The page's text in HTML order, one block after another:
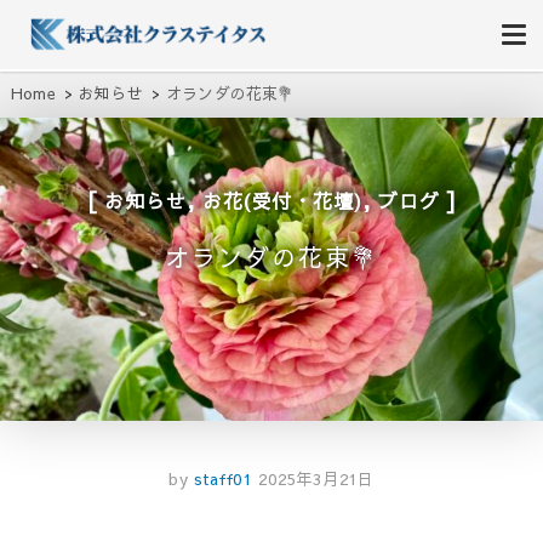
株式会社クラステイタス
地域のコミュニティーを大切にする企業
Home お知らせ オランダの花束💐
お知らせ,お花(受付・花壇),ブログ
オランダの花束💐
by staff01 2025年3月21日